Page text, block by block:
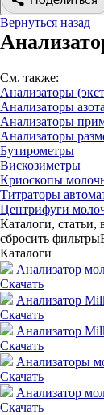
Вернуться назад
См. также:
Анализаторы
Анализаторы
Анализаторы
Анализаторы
Бутирометры
Вискозиметры
Криоскопы
Титраторы
Центрифуги
Каталоги, статьи,
сбросить фильтры
Каталоги
Анализатор
Скачать
Анализатор
Скачать
Анализатор
Скачать
Анализаторы
Скачать
Анализатор
Скачать